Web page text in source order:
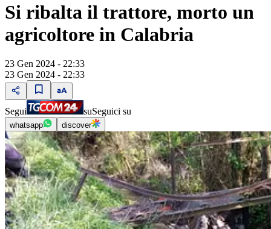
Si ribalta il trattore, morto un
agricoltore in Calabria
23 Gen 2024 - 22:33
23 Gen 2024 - 22:33
Segui suSeguici su
whatsapp discover